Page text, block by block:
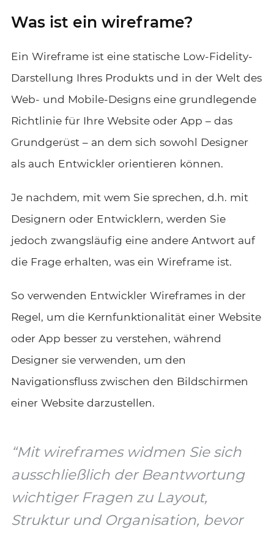
Was ist ein wireframe?
Ein Wireframe ist eine statische Low-Fidelity-
Darstellung Ihres Produkts und in der Welt des
Web- und Mobile-Designs eine grundlegende
Richtlinie für Ihre Website oder App – das
Grundgerüst – an dem sich sowohl Designer
als auch Entwickler orientieren können.
Je nachdem, mit wem Sie sprechen, d.h. mit
Designern oder Entwicklern, werden Sie
jedoch zwangsläufig eine andere Antwort auf
die Frage erhalten, was ein Wireframe ist.
So verwenden Entwickler Wireframes in der
Regel, um die Kernfunktionalität einer Website
oder App besser zu verstehen, während
Designer sie verwenden, um den
Navigationsfluss zwischen den Bildschirmen
einer Website darzustellen.
“Mit wireframes widmen Sie sich
ausschließlich der Beantwortung
wichtiger Fragen zu Layout,
Struktur und Organisation, bevor